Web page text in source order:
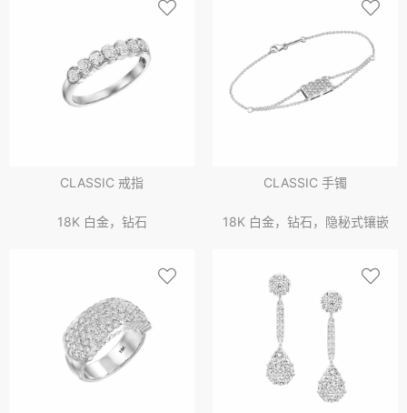
CLASSIC 戒指
18K 白金，钻石
CLASSIC 手镯
18K 白金，钻石，隐秘式镶嵌